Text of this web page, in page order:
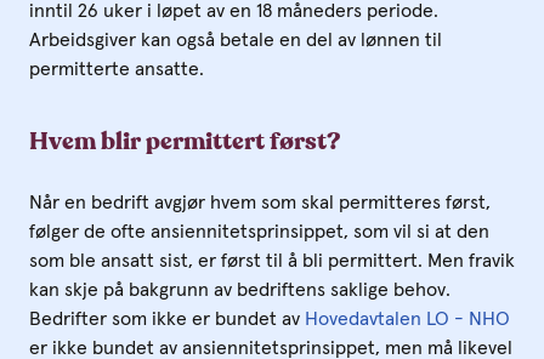
inntil 26 uker i løpet av en 18 måneders periode.
Arbeidsgiver kan også betale en del av lønnen til
permitterte ansatte.
Hvem blir permittert først?
Når en bedrift avgjør hvem som skal permitteres først,
følger de ofte ansiennitetsprinsippet, som vil si at den
som ble ansatt sist, er først til å bli permittert. Men fravik
kan skje på bakgrunn av bedriftens saklige behov.
Bedrifter som ikke er bundet av Hovedavtalen LO - NHO
er ikke bundet av ansiennitetsprinsippet, men må likevel